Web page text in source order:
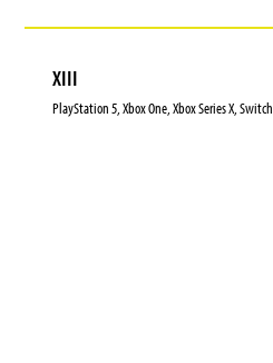
XIII
PlayStation 5, Xbox One, Xbox Series X, Switch